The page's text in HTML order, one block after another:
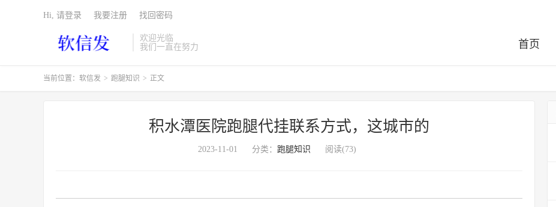
欢迎光临
我们一直在努力
首页
Hi, 请登录 我要注册 找回密码
当前位置： 软信发 > 跑腿知识 > 正文
积水潭医院跑腿代挂联系方式，这城市的
2023-11-01 分类： 跑腿知识 阅读(73)